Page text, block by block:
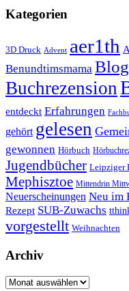
Kategorien
3D Druck Advent aer1th
Benundtimsmama
Buchrezension
entdeckt Erfahrungen
gehört gelesen
gewonnen Hörbuch
Jugendbücher Leipziger
Mephisztoe Mittendrin
Neuerscheinungen Neu im
Rezept SUB-Zuwachs
vorgestellt Weihnachten
Archiv
Archiv